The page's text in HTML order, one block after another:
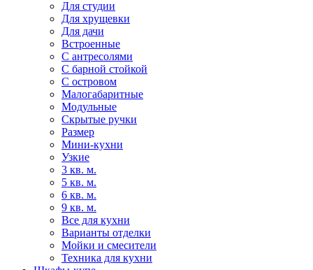
Для студии
Для хрущевки
Для дачи
Встроенные
С антресолями
С барной стойкой
С островом
Малогабаритные
Модульные
Скрытые ручки
Размер
Мини-кухни
Узкие
3 кв. м.
5 кв. м.
6 кв. м.
9 кв. м.
Все для кухни
Варианты отделки
Мойки и смесители
Техника для кухни